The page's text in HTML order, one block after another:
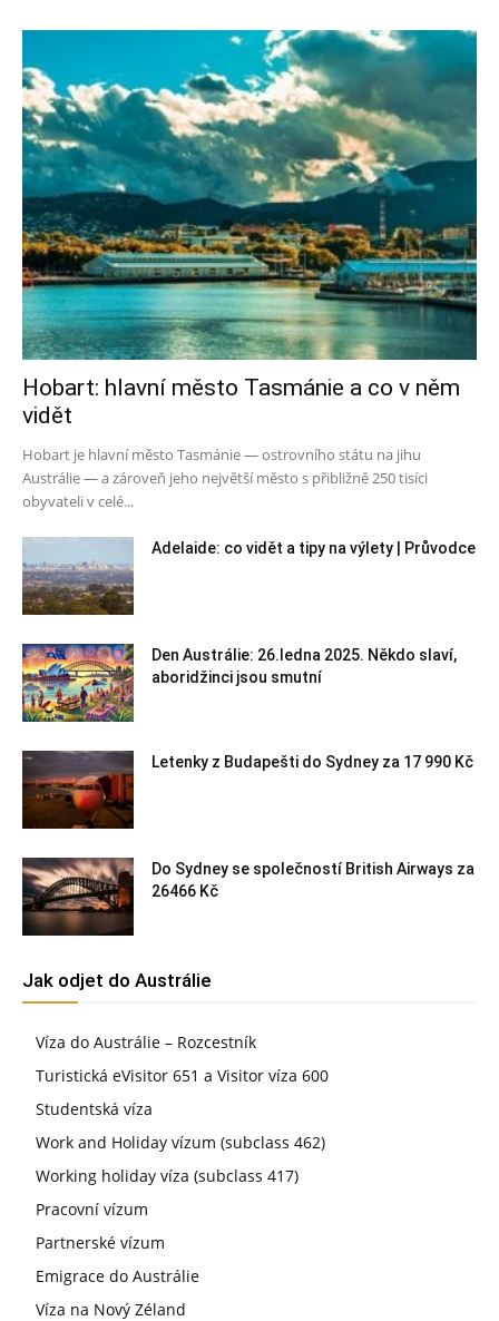
Hobart: hlavní město Tasmánie a co v něm
vidět
Hobart je hlavní město Tasmánie — ostrovního státu na jihu
Austrálie — a zároveň jeho největší město s přibližně 250 tisíci
obyvateli v celé...
Adelaide: co vidět a tipy na výlety | Průvodce
Den Austrálie: 26.ledna 2025. Někdo slaví,
aboridžinci jsou smutní
Letenky z Budapešti do Sydney za 17 990 Kč
Do Sydney se společností British Airways za
26466 Kč
Jak odjet do Austrálie
Víza do Austrálie – Rozcestník
Turistická eVisitor 651 a Visitor víza 600
Studentská víza
Work and Holiday vízum (subclass 462)
Working holiday víza (subclass 417)
Pracovní vízum
Partnerské vízum
Emigrace do Austrálie
Víza na Nový Zéland